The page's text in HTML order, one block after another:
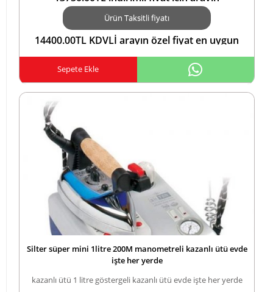
5423552183ZİRAAT COMBO KARTA TAKSİT
indirimli fiyat için arayın 05423552183TL
Ürün Taksitli fiyatı
14400.00TL KDVLİ arayın özel fiyat en uygun
ZİRAAT COMBO KARTA TAKSİTTL
Sepete Ekle
Silter süper mini 1litre 200M manometreli kazanlı ütü evde
işte her yerde
kazanlı ütü 1 litre göstergeli kazanlı ütü evde işte her yerde